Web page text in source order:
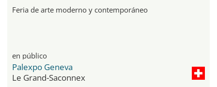
Feria de arte moderno y contemporáneo
en público
Palexpo Geneva
Le Grand-Saconnex